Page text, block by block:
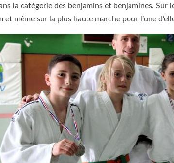
la catégorie des benjamins et benjamines.
et même sur la plus haute marche pour l’une